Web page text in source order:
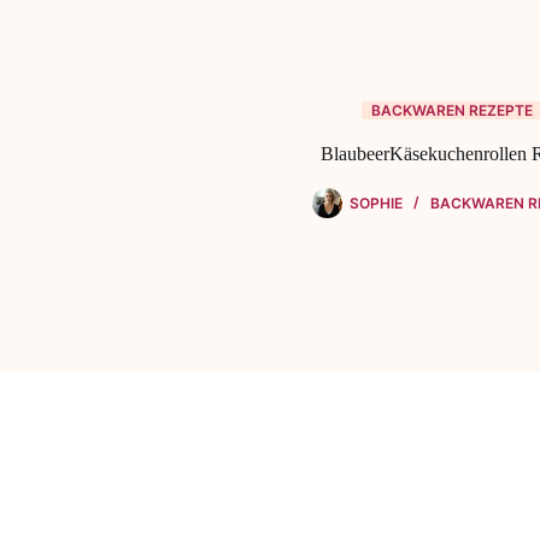
BACKWAREN REZEPTE
BlaubeerKäsekuchenrollen
SOPHIE BACKWAREN